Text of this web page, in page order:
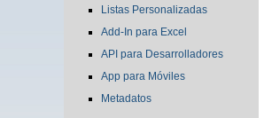
Listas Personalizadas
Add-In para Excel
API para Desarrolladores
App para Móviles
Metadatos